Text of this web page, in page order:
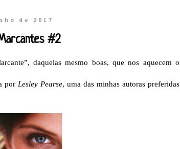
de 2017
#2
daquelas mesmo boas, que nos aquecem o
por Lesley Pearse, uma das minhas autoras preferidas